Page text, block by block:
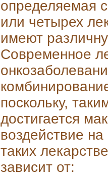
определяемая
или четырех
имеют
Современное
поскольку,
достигается
воздействие
таких
зависит от: